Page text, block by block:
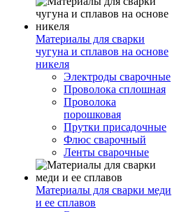
Материалы для сварки
чугуна и сплавов на основе
никеля
Электроды сварочные
Проволока сплошная
Проволока
порошковая
Прутки присадочные
Флюс сварочный
Ленты сварочные
Материалы для сварки меди
и ее сплавов